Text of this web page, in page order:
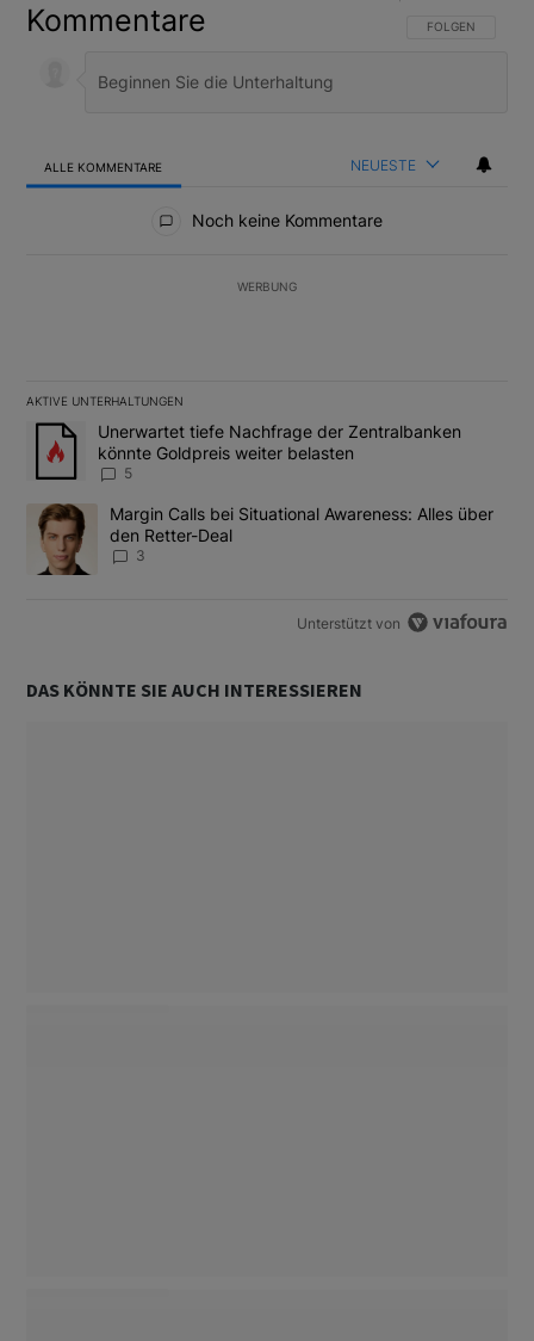
Kommentare FOLGE DIESER
FOLGEN
ALLE KOMMENTARE NEUESTE
Noch keine Kommentare
WERBUNG
AKTIVE UNTERHALTUNGEN
Das Folgende ist eine Liste der am meisten kommentierten
Ein Trendartikel mit dem Titel "Unerwartet tiefe Nachfrage der
Unerwartet tiefe Nachfrage der Zentralbanken
könnte Goldpreis weiter belasten
5
Ein Trendartikel mit dem Titel "Margin Calls bei Situational
Margin Calls bei Situational Awareness: Alles über
den Retter-Deal
3
Unterstützt von
DAS KÖNNTE SIE AUCH INTERESSIEREN